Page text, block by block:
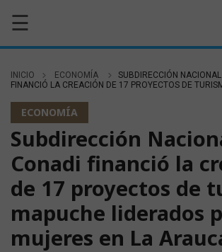
☰
INICIO ECONOMÍA
SUBDIRECCIÓN NACIONAL
FINANCIÓ LA CREACIÓN DE 17 PROYECTOS DE
ECONOMÍA
Subdirección
Conadi financió la
de 17 proyectos de
mapuche liderados
mujeres en La